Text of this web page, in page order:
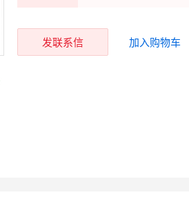
发联系信 加入购物车